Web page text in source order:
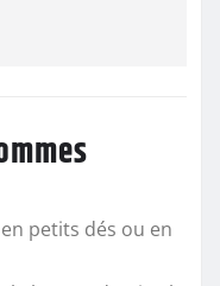
petits dés ou en